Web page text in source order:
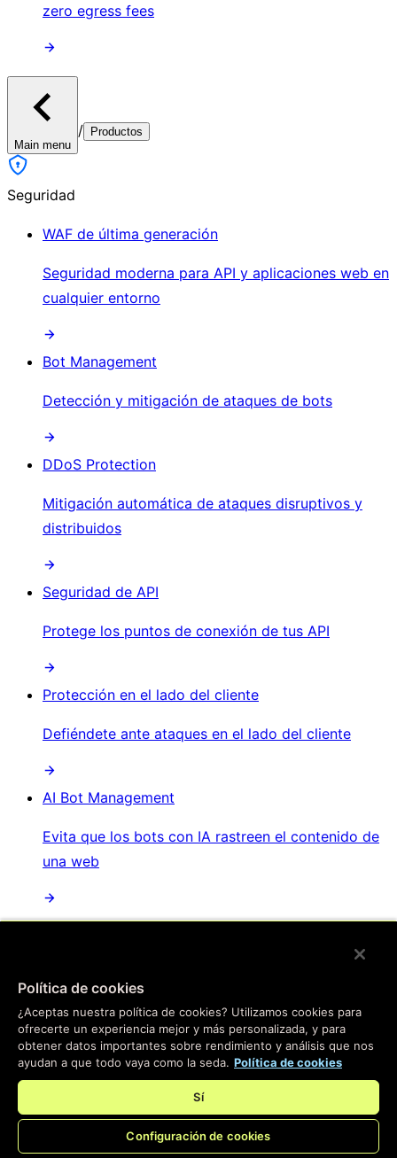
zero egress fees
Main menu
/ Productos
Seguridad
WAF de última generación
Seguridad moderna para API y aplicaciones web en
cualquier entorno
Bot Management
Detección y mitigación de ataques de bots
DDoS Protection
Mitigación automática de ataques disruptivos y
distribuidos
Seguridad de API
Protege los puntos de conexión de tus API
Protección en el lado del cliente
Defiéndete ante ataques en el lado del cliente
AI Bot Management
Evita que los bots con IA rastreen el contenido de
una web
Main menu
/ Productos
Compute
Informática en el borde
Pasa tus aplicaciones al borde: nuestra plataforma
instantánea te ayudará a crear experiencias
Política de cookies
¿Aceptas nuestra política de cookies? Utilizamos cookies para
ofrecerte un experiencia mejor y más personalizada, y para
obtener datos importantes sobre rendimiento y análisis que nos
ayudan a que todo vaya como la seda. Política de cookies
Sí
Configuración de cookies